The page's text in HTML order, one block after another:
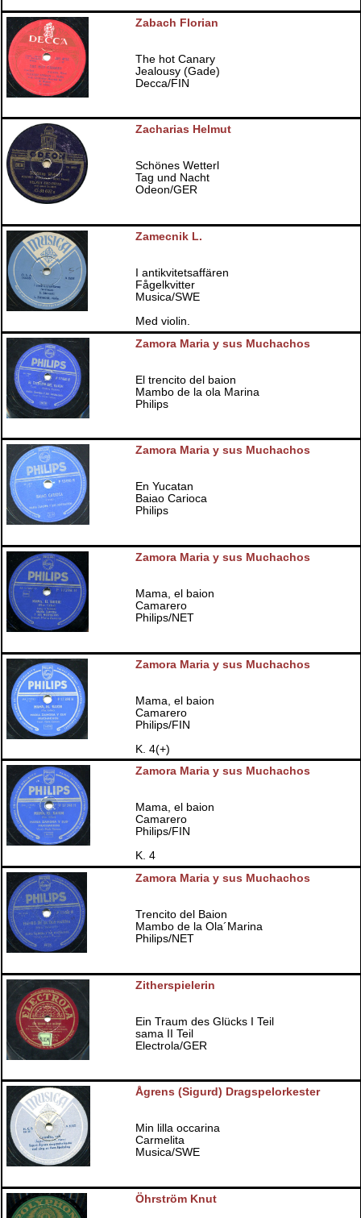
Zabach Florian
The hot Canary
Jealousy (Gade)
Decca/FIN
Zacharias Helmut
Schönes Wetterl
Tag und Nacht
Odeon/GER
Zamecnik L.
I antikvitetsaffären
Fågelkvitter
Musica/SWE
Med violin.
Zamora Maria y sus Muchachos
El trencito del baion
Mambo de la ola Marina
Philips
Zamora Maria y sus Muchachos
En Yucatan
Baiao Carioca
Philips
Zamora Maria y sus Muchachos
Mama, el baion
Camarero
Philips/NET
Zamora Maria y sus Muchachos
Mama, el baion
Camarero
Philips/FIN
K. 4(+)
Zamora Maria y sus Muchachos
Mama, el baion
Camarero
Philips/FIN
K. 4
Zamora Maria y sus Muchachos
Trencito del Baion
Mambo de la Ola´Marina
Philips/NET
Zitherspielerin
Ein Traum des Glücks I Teil
sama II Teil
Electrola/GER
Ågrens (Sigurd) Dragspelorkester
Min lilla occarina
Carmelita
Musica/SWE
Öhrström Knut